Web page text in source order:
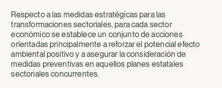
Respecto a las medidas estratégicas para las
transformaciones sectoriales, para cada sector
económico se establece un conjunto de acciones
orientadas principalmente a reforzar el potencial efecto
ambiental positivo y a asegurar la consideración de
medidas preventivas en aquellos planes estatales
sectoriales concurrentes.